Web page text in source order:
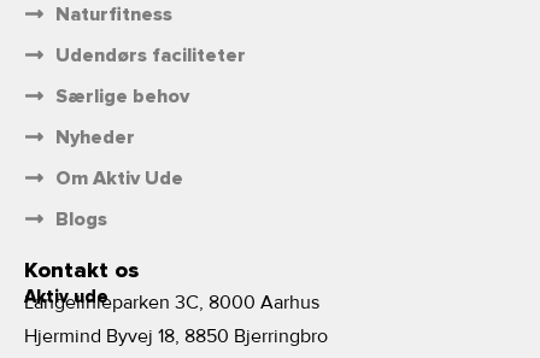
Naturfitness
Udendørs faciliteter
Særlige behov
Nyheder
Om Aktiv Ude
Blogs
Kontakt os
Aktiv ude
Langelinieparken 3C, 8000 Aarhus
Hjermind Byvej 18, 8850 Bjerringbro